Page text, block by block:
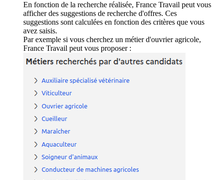
En fonction de la recherche réalisée, France Travail peut vous
afficher des suggestions de recherche d'offres. Ces
suggestions sont calculées en fonction des critères que vous
avez saisis.
Par exemple si vous cherchez un métier d'ouvrier agricole,
France Travail peut vous proposer :